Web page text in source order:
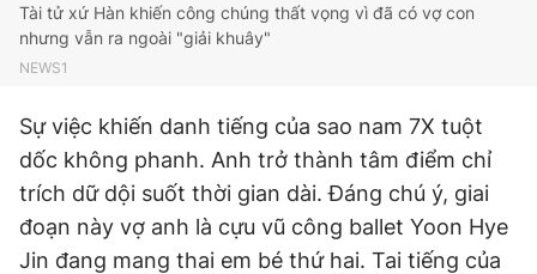
Tài tử xứ Hàn khiến công chúng thất vọng vì đã có vợ con
nhưng vẫn ra ngoài "giải khuây"
NEWS1
Sự việc khiến danh tiếng của sao nam 7X tuột
dốc không phanh. Anh trở thành tâm điểm chỉ
trích dữ dội suốt thời gian dài. Đáng chú ý, giai
đoạn này vợ anh là cựu vũ công ballet Yoon Hye
Jin đang mang thai em bé thứ hai. Tai tiếng của